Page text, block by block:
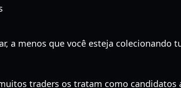
a menos que você esteja colecionando
traders os tratam como